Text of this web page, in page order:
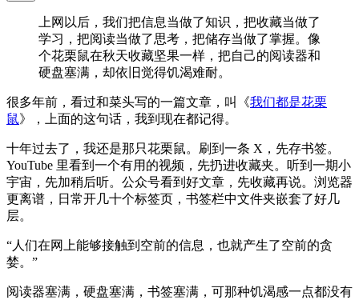
上网以后，我们把信息当做了知识，把收藏当做了
学习，把阅读当做了思考，把储存当做了掌握。像
个花栗鼠在秋天收藏坚果一样，把自己的阅读器和
硬盘塞满，却依旧觉得饥渴难耐。
很多年前，看过和菜头写的一篇文章，叫《我们都是花栗
鼠》，上面的这句话，我到现在都记得。
十年过去了，我还是那只花栗鼠。刷到一条 X，先存书签。
YouTube 里看到一个有用的视频，先扔进收藏夹。听到一期小
宇宙，先加稍后听。公众号看到好文章，先收藏再说。浏览器
更离谱，日常开几十个标签页，书签栏中文件夹嵌套了好几
层。
“人们在网上能够接触到空前的信息，也就产生了空前的贪
婪。”
阅读器塞满，硬盘塞满，书签塞满，可那种饥渴感一点都没有